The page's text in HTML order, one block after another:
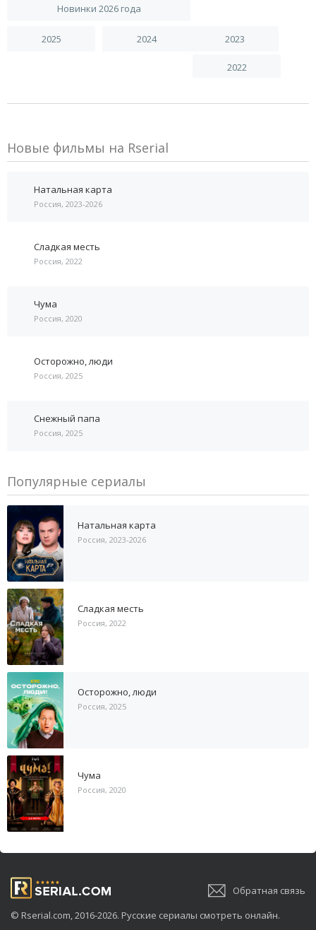
Новинки 2026 года
2025 2024 2023
2022
Новые фильмы на Rserial
Натальная карта
Россия, 2023-2026
Сладкая месть
Россия, 2022
Чума
Россия, 2020
Осторожно, люди
Россия, 2025
Снежный папа
Россия, 2025
Популярные сериалы
Натальная карта
Россия, 2023-2026
Сладкая месть
Россия, 2022
Осторожно, люди
Россия, 2025
Чума
Россия, 2020
© Rserial.com, 2016-2026. Русские сериалы смотреть онлайн.
Обратная связь